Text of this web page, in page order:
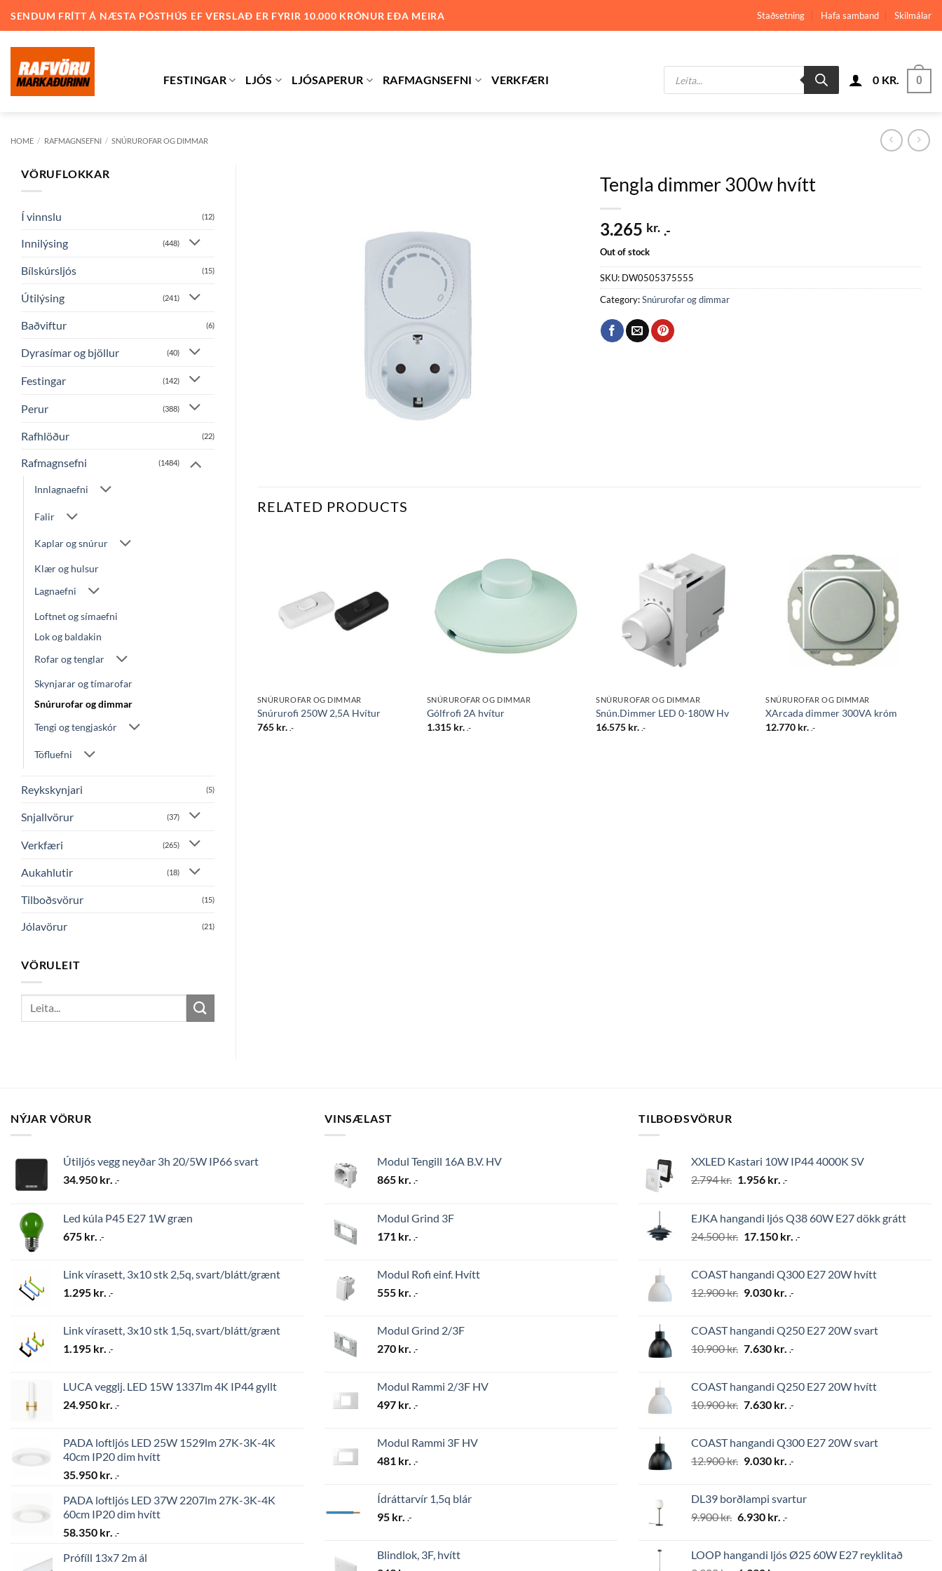
SENDUM FRÍTT Á NÆSTA PÓSTHÚS EF VERSLAÐ ER FYRIR 10.000 KRÓNUR EÐA MEIRA Staðsetning Hafa samband Skilmálar
FESTINGAR LJÓS LJÓSAPERUR RAFMAGNSEFNI VERKFÆRI
Products
search
0 KR. 0
HOME / RAFMAGNSEFNI / SNÚRUROFAR OG DIMMAR
VÖRUFLOKKAR
Í vinnslu (12)
Innilýsing (448)
Bílskúrsljós (15)
Útilýsing (241)
Baðviftur (6)
Dyrasímar og bjöllur (40)
Festingar (142)
Perur (388)
Rafhlöður (22)
Rafmagnsefni (1484)
Innlagnaefni
Falir
Kaplar og snúrur
Klær og hulsur
Lagnaefni
Loftnet og símaefni
Lok og baldakin
Rofar og tenglar
Skynjarar og tímarofar
Snúrurofar og dimmar
Tengi og tengjaskór
Töfluefni
Reykskynjari (5)
Snjallvörur (37)
Verkfæri (265)
Aukahlutir (18)
Tilboðsvörur (15)
Jólavörur (21)
VÖRULEIT
Search
Tengla dimmer 300w hvítt
3.265 kr. .-
Out of stock
SKU: DW0505375555
Category:Snúrurofar og dimmar
RELATED PRODUCTS
óskalista
SNÚRUROFAR OG DIMMAR
Snúrurofi 250W 2,5A Hvítur
765 kr. .-
við á
óskalista
SNÚRUROFAR OG DIMMAR
Gólfrofi 2A hvítur
1.315 kr. .-
Bæta
SNÚRUROFAR OG DIMMAR
Snún.Dimmer LED 0-180W Hv
16.575 kr. .-
Bæta
við á
óskalista
SNÚRUROFAR OG DIMMAR
XArcada dimmer 300VA króm
12.770 kr. .-
Bæta
óskalista
SNÚRUROFAR OG DIMMAR
Gólfrofi 750W hvítur
1.315kr. .-
NÝJAR VÖRUR
Útiljós vegg neyðar 3h 20/5W IP66 svart
34.950 kr. .-
Led kúla P45 E27 1W græn
675 kr. .-
Link vírasett, 3x10 stk 2,5q, svart/blátt/grænt
1.295 kr. .-
Link vírasett, 3x10 stk 1,5q, svart/blátt/grænt
1.195 kr. .-
LUCA vegglj. LED 15W 1337lm 4K IP44 gyllt
24.950 kr. .-
PADA loftljós LED 25W 1529lm 27K-3K-4K
40cm IP20 dim hvítt
35.950 kr. .-
PADA loftljós LED 37W 2207lm 27K-3K-4K
60cm IP20 dim hvítt
58.350 kr. .-
Prófíll 13x7 2m ál
VINSÆLAST
Modul Tengill 16A B.V. HV
865 kr. .-
Modul Grind 3F
171 kr. .-
Modul Rofi einf. Hvítt
555 kr. .-
Modul Grind 2/3F
270 kr. .-
Modul Rammi 2/3F HV
497 kr. .-
Modul Rammi 3F HV
481 kr. .-
Ídráttarvír 1,5q blár
95 kr. .-
Blindlok, 3F, hvítt
TILBOÐSVÖRUR
XXLED Kastari 10W IP44 4000K SV
2.794kr. Original
2.794 kr..
1.956 kr. Current
1.956 kr..
.-
EJKA hangandi ljós Q38 60W E27 dökk grátt
24.500kr. Original
24.500 kr..
17.150 kr. Current
17.150 kr..
.-
COAST hangandi Q300 E27 20W hvítt
12.900kr. Original
12.900 kr..
9.030 kr. Current
9.030 kr..
.-
COAST hangandi Q250 E27 20W svart
10.900kr. Original
10.900 kr..
7.630 kr. Current
7.630 kr..
.-
COAST hangandi Q250 E27 20W hvítt
10.900kr. Original
10.900 kr..
7.630 kr. Current
7.630 kr..
.-
COAST hangandi Q300 E27 20W svart
12.900kr. Original
12.900 kr..
9.030 kr. Current
9.030 kr..
.-
DL39 borðlampi svartur
9.900kr. Original
9.900 kr..
6.930 kr. Current
6.930 kr..
.-
LOOP hangandi ljós Ø25 60W E27 reyklitað